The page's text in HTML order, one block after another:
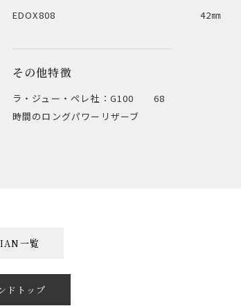
EDOX808 42㎜
その他特徴
ラ・ジュー・ペレ社：G100 68
時間のロングパワーリザーブ
一覧
ドトップ